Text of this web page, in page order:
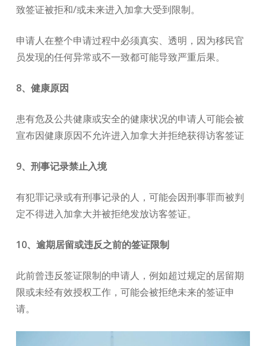
致签证被拒和/或未来进入加拿大受到限制。
申请人在整个申请过程中必须真实、透明，因为移民官
员发现的任何异常或不一致都可能导致严重后果。
8、健康原因
患有危及公共健康或安全的健康状况的申请人可能会被
宣布因健康原因不允许进入加拿大并拒绝获得访客签证
9、刑事记录禁止入境
有犯罪记录或有刑事记录的人，可能会因刑事罪而被判
定不得进入加拿大并被拒绝发放访客签证。
10、逾期居留或违反之前的签证限制
此前曾违反签证限制的申请人，例如超过规定的居留期
限或未经有效授权工作，可能会被拒绝未来的签证申
请。